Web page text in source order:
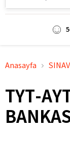
Anasayfa
TYT-